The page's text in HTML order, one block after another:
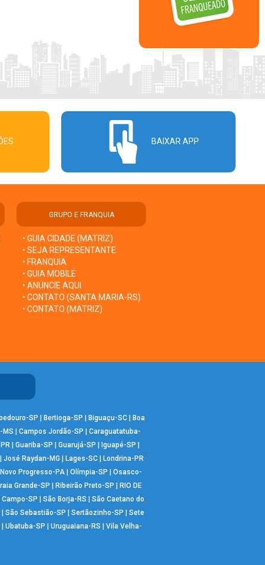
BAIXAR APP
GRUPO E FRANQUIA
• GUIA CIDADE (MATRIZ)
• SEJA REPRESENTANTE
• FRANQUIA
• GUIA MOBILE
• ANUNCIE AQUI
• CONTATO (SANTA MARIA-RS)
• CONTATO (MATRIZ)
SP | Bertioga-SP | Biguaçu-SC| Boa
MS | Campos Jordão-SP | Caraguatatuba-
| Guariba-SP | Guarujá-SP | Iguapé-SP |
| José Raydan-MG | Lages-SC| Londrina-PR
Novo Progresso-PA | Olímpia-SP | Osasco-
Grande-SP | Ribeirão Preto-SP | RIO DE
Campo-SP | São Borja-RS | São Caetano do
| São Sebastião-SP | Sertãozinho-SP | Sete
| Ubatuba-SP | Uruguaiana-RS | Vila Velha-